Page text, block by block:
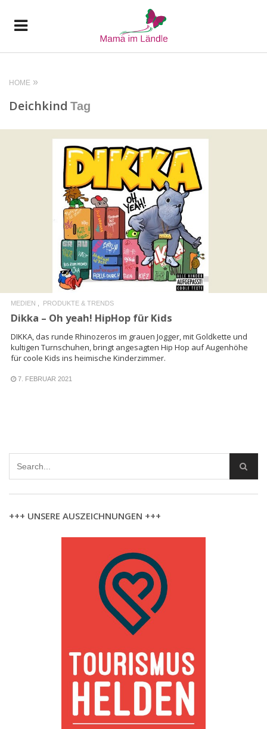
HOME
Deichkind Tag
READ MORE
MEDIEN PRODUKTE & TRENDS
Dikka – Oh yeah! HipHop für Kids
DIKKA, das runde Rhinozeros im grauen Jogger, mit Goldkette und
kultigen Turnschuhen, bringt angesagten Hip Hop auf Augenhöhe
für coole Kids ins heimische Kinderzimmer.
7. FEBRUAR 2021
+++ UNSERE AUSZEICHNUNGEN +++